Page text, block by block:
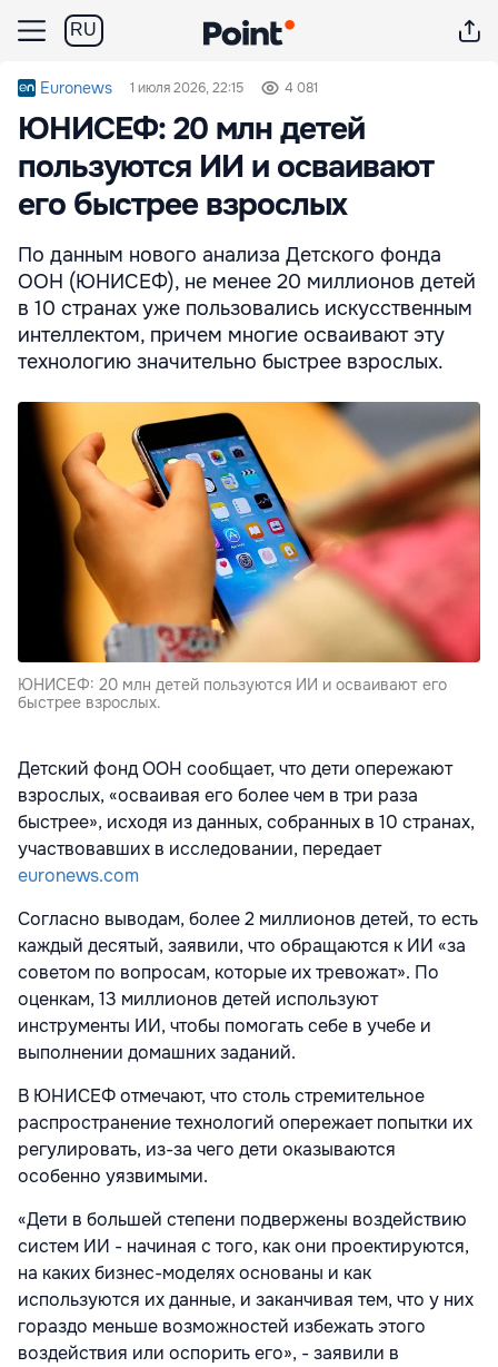
RU
Euronews 1 июля 2026, 22:15 4 081
ЮНИСЕФ: 20 млн детей
пользуются ИИ и осваивают
его быстрее взрослых
По данным нового анализа Детского фонда
ООН (ЮНИСЕФ), не менее 20 миллионов детей
в 10 странах уже пользовались искусственным
интеллектом, причем многие осваивают эту
технологию значительно быстрее взрослых.
ЮНИСЕФ: 20 млн детей пользуются ИИ и осваивают его
быстрее взрослых.
Детский фонд ООН сообщает, что дети опережают
взрослых, «осваивая его более чем в три раза
быстрее», исходя из данных, собранных в 10 странах,
участвовавших в исследовании, передает
euronews.com
Согласно выводам, более 2 миллионов детей, то есть
каждый десятый, заявили, что обращаются к ИИ «за
советом по вопросам, которые их тревожат». По
оценкам, 13 миллионов детей используют
инструменты ИИ, чтобы помогать себе в учебе и
выполнении домашних заданий.
В ЮНИСЕФ отмечают, что столь стремительное
распространение технологий опережает попытки их
регулировать, из-за чего дети оказываются
особенно уязвимыми.
«Дети в большей степени подвержены воздействию
систем ИИ - начиная с того, как они проектируются,
на каких бизнес-моделях основаны и как
используются их данные, и заканчивая тем, что у них
гораздо меньше возможностей избежать этого
воздействия или оспорить его», - заявили в